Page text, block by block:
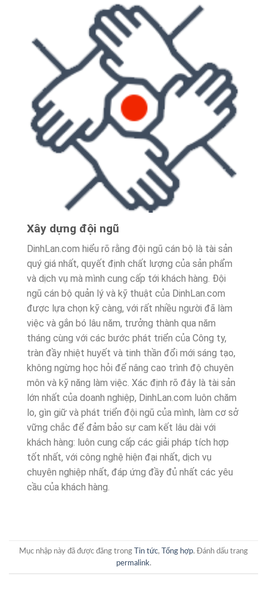
Xây dựng đội ngũ
DinhLan.com hiểu rõ rằng đội ngũ cán bộ là tài sản
quý giá nhất, quyết định chất lượng của sản phẩm
và dịch vụ mà mình cung cấp tới khách hàng. Đội
ngũ cán bộ quản lý và kỹ thuật của DinhLan.com
được lựa chọn kỹ càng, với rất nhiều người đã làm
việc và gắn bó lâu năm, trưởng thành qua năm
tháng cùng với các bước phát triển của Công ty,
tràn đầy nhiệt huyết và tinh thần đổi mới sáng tạo,
không ngừng học hỏi để nâng cao trình độ chuyên
môn và kỹ năng làm việc. Xác định rõ đây là tài sản
lớn nhất của doanh nghiệp, DinhLan.com luôn chăm
lo, gìn giữ và phát triển đội ngũ của mình, làm cơ sở
vững chắc để đảm bảo sự cam kết lâu dài với
khách hàng: luôn cung cấp các giải pháp tích hợp
tốt nhất, với công nghệ hiện đại nhất, dịch vụ
chuyên nghiệp nhất, đáp ứng đầy đủ nhất các yêu
cầu của khách hàng.
Mục nhập này đã được đăng trong Tin tức, Tổng hợp. Đánh dấu trang
permalink.